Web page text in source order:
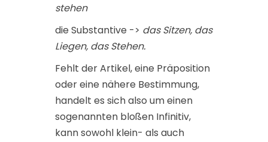
stehen
die Substantive -> das Sitzen, das
Liegen, das Stehen.
Fehlt der Artikel, eine Präposition
oder eine nähere Bestimmung,
handelt es sich also um einen
sogenannten bloßen Infinitiv,
kann sowohl klein- als auch